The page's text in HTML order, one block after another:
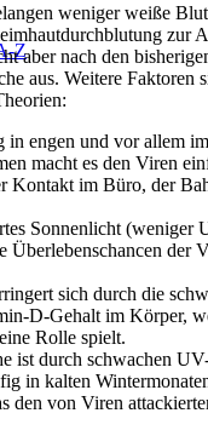
Z
weniger weiße
zur
aber nach den
aus. Weitere Faktoren
in engen und vor allem
macht es den Viren
Kontakt im Büro, der
Sonnenlicht (weniger
Überlebenschancen der
sich durch die
D-Gehalt im Körper,
Rolle spielt.
ist durch schwachen
in kalten
den von Viren